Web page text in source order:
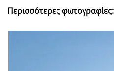
Περισσότερες φωτογραφίες: